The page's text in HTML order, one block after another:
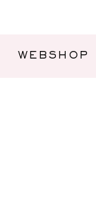
WEBSHOP